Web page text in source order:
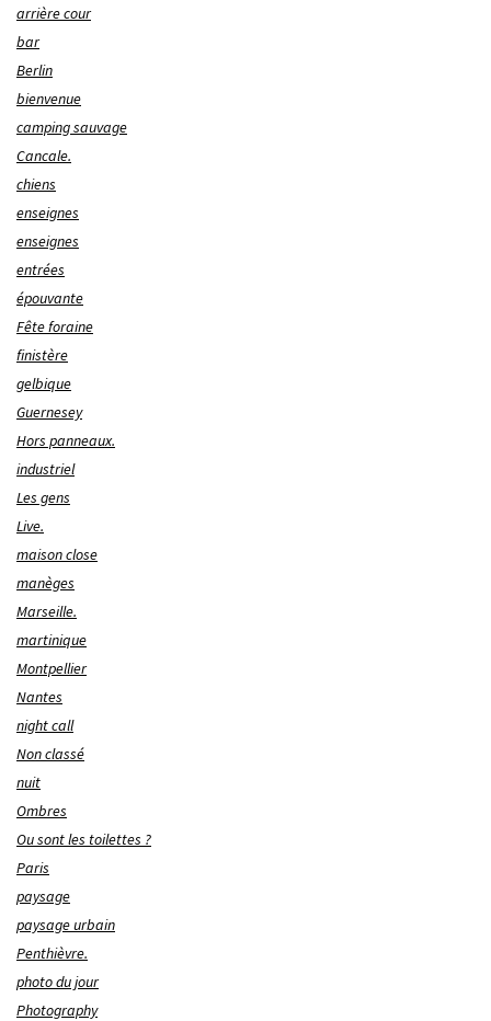
arrière cour
bar
Berlin
bienvenue
camping sauvage
Cancale.
chiens
enseignes
enseignes
entrées
épouvante
Fête foraine
finistère
gelbique
Guernesey
Hors panneaux.
industriel
Les gens
Live.
maison close
manèges
Marseille.
martinique
Montpellier
Nantes
night call
Non classé
nuit
Ombres
Ou sont les toilettes ?
Paris
paysage
paysage urbain
Penthièvre.
photo du jour
Photography